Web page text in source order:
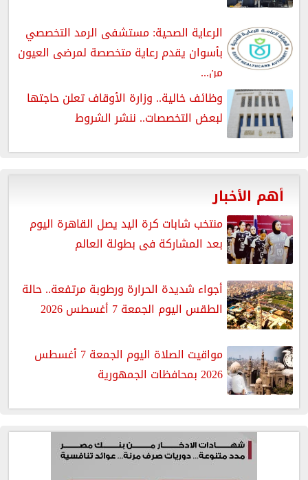
الرعاية الصحية: مستشفى الرمد التخصصي
بأسوان يقدم رعاية متخصصة لمرضى العيون
من...
وظائف خالية.. وزارة الأوقاف تعلن حاجتها
لبعض التخصصات.. ننشر الشروط
أهم الأخبار
منتخب شابات كرة اليد يصل القاهرة اليوم
بعد المشاركة فى بطولة العالم
أجواء شديدة الحرارة ورطوبة مرتفعة.. حالة
الطقس اليوم الجمعة 7 أغسطس 2026
مواقيت الصلاة اليوم الجمعة 7 أغسطس
2026 بمحافظات الجمهورية